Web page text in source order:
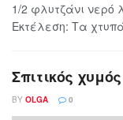
1/2 φλυτζάνι νερό
Εκτέλεση: Τα
Σπιτικός
BY OLGA 0